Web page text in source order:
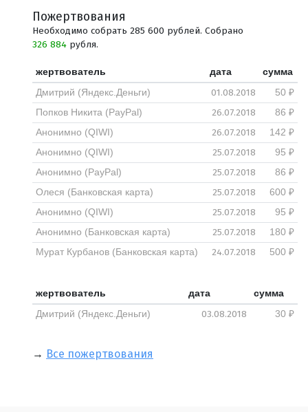
Пожертвования
Необходимо собрать 285 600 рублей. Собрано
326 884 рубля.
жертвователь дата
сумма
Дмитрий (Яндекс.Деньги)
01.08.2018
50 ₽
Попков Никита (PayPal)
26.07.2018
86 ₽
Анонимно (QIWI)
26.07.2018
142 ₽
Анонимно (QIWI)
25.07.2018
95 ₽
Анонимно (PayPal)
25.07.2018
86 ₽
Олеся (Банковская карта)
25.07.2018
600 ₽
Анонимно (QIWI)
25.07.2018
95 ₽
Анонимно (Банковская карта)
25.07.2018
180 ₽
Мурат Курбанов (Банковская карта)
24.07.2018 500 ₽
жертвователь дата
сумма
Дмитрий (Яндекс.Деньги)
03.08.2018 30 ₽
→ Все пожертвования